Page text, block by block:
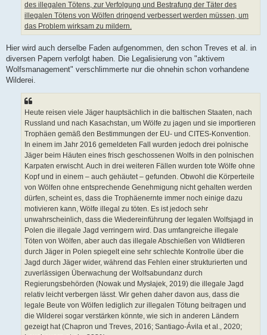
des illegalen Tötens, zur Verfolgung und Bestrafung der Täter des
illegalen Tötens von Wölfen dringend verbessert werden müssen, um
das Problem wirksam zu mildern.
Hier wird auch derselbe Faden aufgenommen, den schon Treves et al. in
diversen Papern verfolgt haben. Die Legalisierung von "aktivem
Wolfsmanagement" verschlimmerte nur die ohnehin schon vorhandene
Wilderei.
Heute reisen viele Jäger hauptsächlich in die baltischen Staaten, nach
Russland und nach Kasachstan, um Wölfe zu jagen und sie importieren
Trophäen gemäß den Bestimmungen der EU- und CITES-Konvention.
In einem im Jahr 2016 gemeldeten Fall wurden jedoch drei polnische
Jäger beim Häuten eines frisch geschossenen Wolfs in den polnischen
Karpaten erwischt. Auch in drei weiteren Fällen wurden tote Wölfe ohne
Kopf und in einem – auch gehäutet – gefunden. Obwohl die Körperteile
von Wölfen ohne entsprechende Genehmigung nicht gehalten werden
dürfen, scheint es, dass die Trophäenernte immer noch einige dazu
motivieren kann, Wölfe illegal zu töten. Es ist jedoch sehr
unwahrscheinlich, dass die Wiedereinführung der legalen Wolfsjagd in
Polen die illegale Jagd verringern wird. Das umfangreiche illegale
Töten von Wölfen, aber auch das illegale Abschießen von Wildtieren
durch Jäger in Polen spiegelt eine sehr schlechte Kontrolle über die
Jagd durch Jäger wider, während das Fehlen einer strukturierten und
zuverlässigen Überwachung der Wolfsabundanz durch
Regierungsbehörden (Nowak und Mysłajek, 2019) die illegale Jagd
relativ leicht verbergen lässt. Wir gehen daher davon aus, dass die
legale Beute von Wölfen lediglich zur illegalen Tötung beitragen und
die Wilderei sogar verstärken könnte, wie sich in anderen Ländern
gezeigt hat (Chapron und Treves, 2016; Santiago-Ávila et al., 2020;